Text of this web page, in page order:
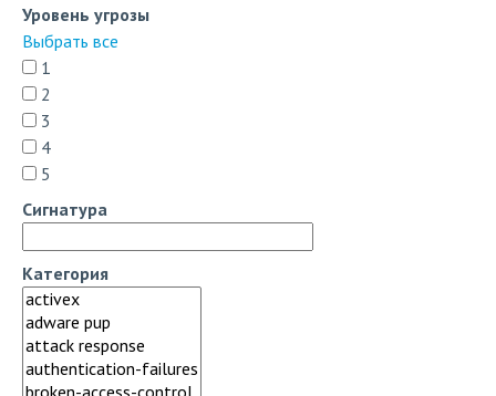
Уровень угрозы
Выбрать все
1
2
3
4
5
Сигнатура
Категория